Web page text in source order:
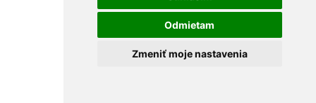
Odmietam
Zmeniť moje nastavenia